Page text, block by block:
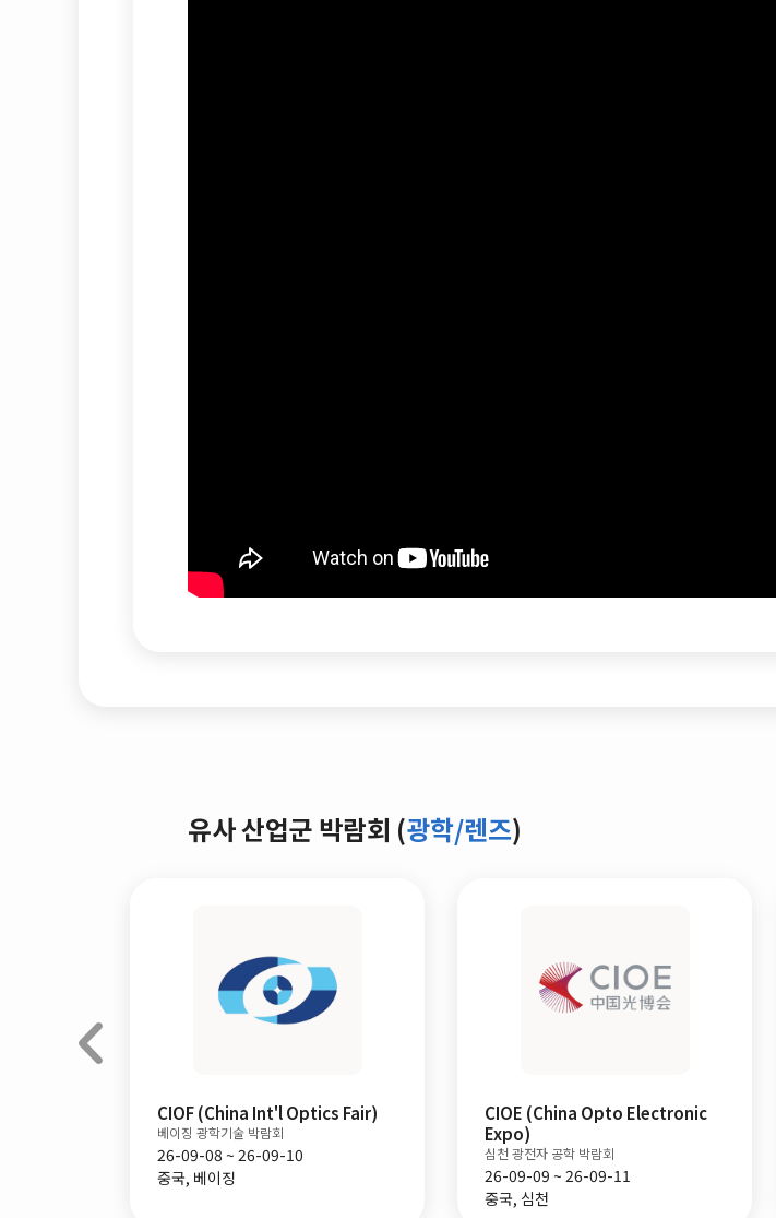
유사 산업군 박람회 (광학/렌즈)
CIOF (China Int'l Optics Fair)
베이징 광학기술 박람회
26-09-08 ~ 26-09-10
중국, 베이징
CIOE (China Opto Electronic
Expo)
심천 광전자 공학 박람회
26-09-09 ~ 26-09-11
중국, 심천